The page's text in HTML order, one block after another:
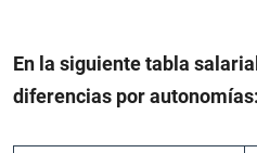
En la siguiente tabla
diferencias por autonomías: